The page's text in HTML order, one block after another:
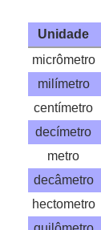
Unidade
micrômetro
milímetro
centímetro
decímetro
metro
decâmetro
hectometro